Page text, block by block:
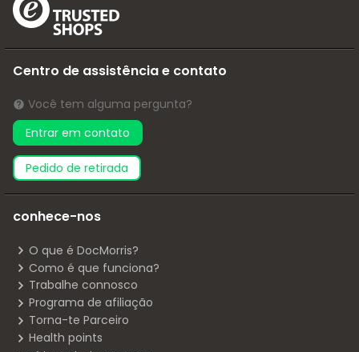
Centro de assistência e contato
Você tem alguma pergunta?
Entrar em contato
pedido de retirada
conhece-nos
O que é DocMorris?
Como é que funciona?
Trabalhe connosco
Programa de afiliação
Torna-te Parceiro
Health points